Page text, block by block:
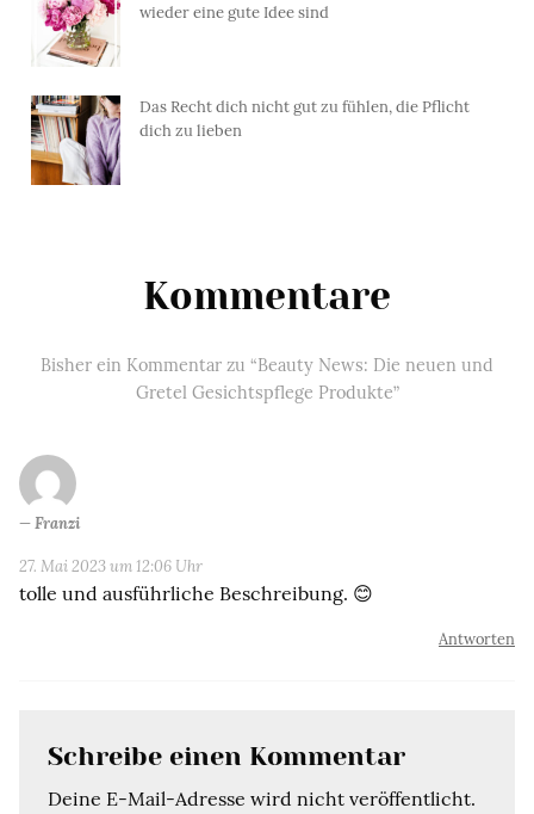
wieder eine gute Idee sind
Das Recht dich nicht gut zu fühlen, die Pflicht
dich zu lieben
Kommentare
Bisher ein Kommentar zu “Beauty News: Die neuen und
Gretel Gesichtspflege Produkte”
Franzi
27. Mai 2023 um 12:06 Uhr
tolle und ausführliche Beschreibung. 😊
Antworten
Schreibe einen Kommentar
Deine E-Mail-Adresse wird nicht veröffentlicht.